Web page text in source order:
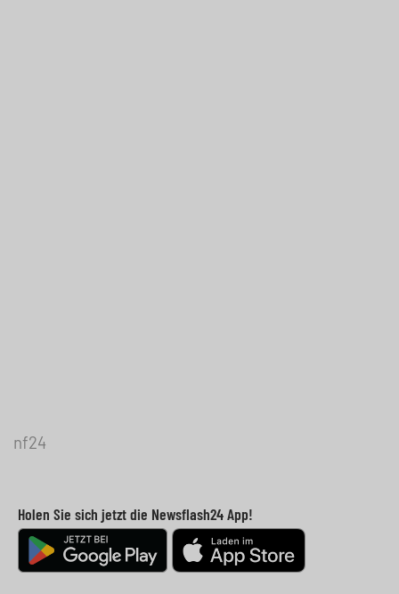
nf24
Holen Sie sich jetzt die Newsflash24 App!